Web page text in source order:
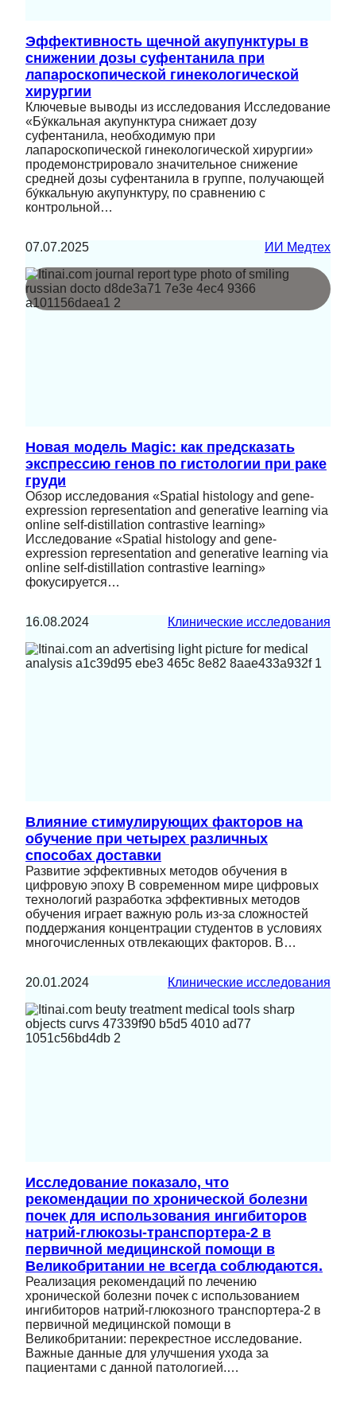
Эффективность щечной акупунктуры в
снижении дозы суфентанила при
лапароскопической гинекологической
хирургии
Ключевые выводы из исследования Исследование
«Бу́ккальная акупунктура снижает дозу
суфентанила, необходимую при
лапароскопической гинекологической хирургии»
продемонстрировало значительное снижение
средней дозы суфентанила в группе, получающей
бу́ккальную акупунктуру, по сравнению с
контрольной…
07.07.2025 ИИ Медтех
Новая модель Magic: как предсказать
экспрессию генов по гистологии при раке
груди
Обзор исследования «Spatial histology and gene-
expression representation and generative learning via
online self-distillation contrastive learning»
Исследование «Spatial histology and gene-
expression representation and generative learning via
online self-distillation contrastive learning»
фокусируется…
16.08.2024 Клинические исследования
Влияние стимулирующих факторов на
обучение при четырех различных
способах доставки
Развитие эффективных методов обучения в
цифровую эпоху В современном мире цифровых
технологий разработка эффективных методов
обучения играет важную роль из-за сложностей
поддержания концентрации студентов в условиях
многочисленных отвлекающих факторов. В…
20.01.2024 Клинические исследования
Исследование показало, что
рекомендации по хронической болезни
почек для использования ингибиторов
натрий-глюкозы-транспортера-2 в
первичной медицинской помощи в
Великобритании не всегда соблюдаются.
Реализация рекомендаций по лечению
хронической болезни почек с использованием
ингибиторов натрий-глюкозного транспортера-2 в
первичной медицинской помощи в
Великобритании: перекрестное исследование.
Важные данные для улучшения ухода за
пациентами с данной патологией.…